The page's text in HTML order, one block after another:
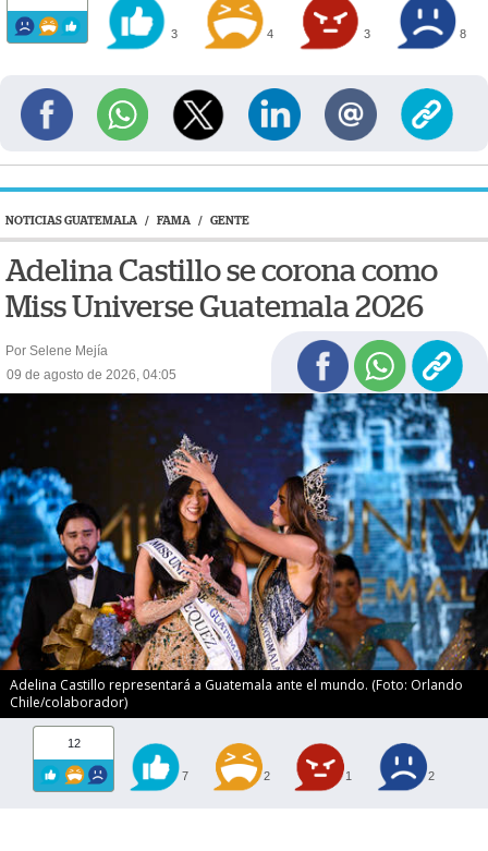
3 4 3 8
NOTICIAS GUATEMALA / FAMA / GENTE
Adelina Castillo se corona como
Miss Universe Guatemala 2026
Por Selene Mejía
09 de agosto de 2026, 04:05
Adelina Castillo representará a Guatemala ante el mundo. (Foto: Orlando
Chile/colaborador)
12
7 2 1 2